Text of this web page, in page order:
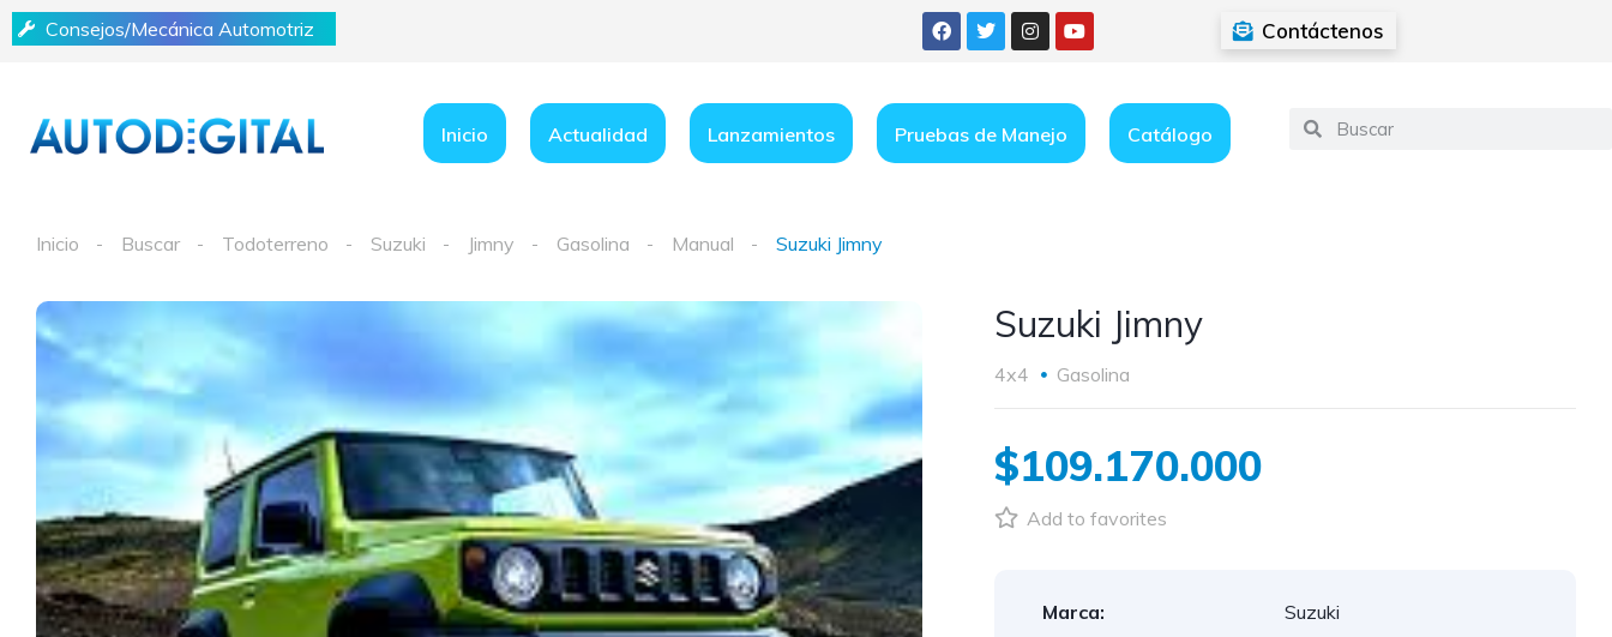
Consejos/Mecánica Automotriz Contáctenos
Inicio Actualidad Lanzamientos Pruebas de Manejo Catálogo
Inicio Buscar Todoterreno Suzuki Jimny Gasolina Manual Suzuki Jimny
Suzuki Jimny
4x4 Gasolina
$109.170.000
Add to favorites
Marca:
Suzuki